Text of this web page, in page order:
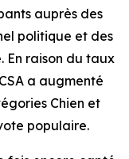
auprès des
politique et des
En raison du taux
a augmenté
Chien et
populaire.